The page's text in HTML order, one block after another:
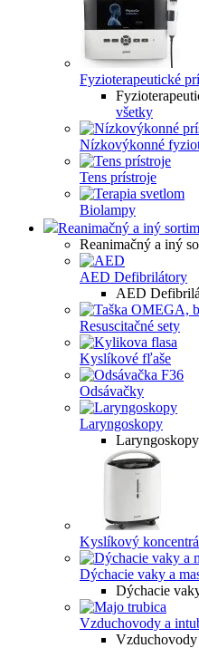
Fyzioterapeutické
všetky
Nízkovýkonné
Tens prístroje
Biolampy
Reanimačný a iný
Reanimačný a iný
AED Defibrilátory
AED
Resuscitačné sety
Kyslíkové fľaše
Odsávačky
Laryngoskopy
Laryngoskopy
Kyslíkový
Dýchacie vaky a
Dýchacie
Vzduchovody a
Vzduchovody